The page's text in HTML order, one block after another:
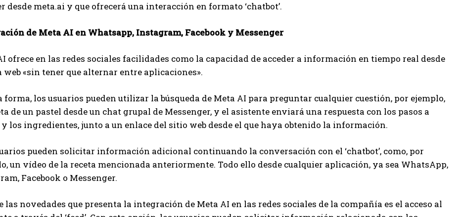
desde meta.ai y que ofrecerá una interacción en formato ‘chatbot’.
de Meta AI en Whatsapp, Instagram, Facebook y Messenger
ofrece en las redes sociales facilidades como la capacidad de acceder a información en tiempo real desde
web «sin tener que alternar entre aplicaciones».
forma, los usuarios pueden utilizar la búsqueda de Meta AI para preguntar cualquier cuestión, por ejemplo,
de un pastel desde un chat grupal de Messenger, y el asistente enviará una respuesta con los pasos a
los ingredientes, junto a un enlace del sitio web desde el que haya obtenido la información.
pueden solicitar información adicional continuando la conversación con el ‘chatbot’, como, por
un vídeo de la receta mencionada anteriormente. Todo ello desde cualquier aplicación, ya sea WhatsApp,
Facebook o Messenger.
las novedades que presenta la integración de Meta AI en las redes sociales de la compañía es el acceso al